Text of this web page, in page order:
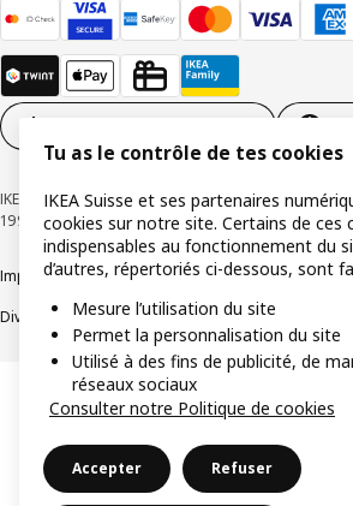
IKEA Suisse - Müslistrasse 16, 8957 Spreitenbach ©
1999-2026
Impressum / Déclaration de protection des
Divulgation responsableConditions générales
Tu as le contrôle de tes cookies
IKEA Suisse et ses partenaires
cookies sur notre site. Certains de ces
indispensables au fonctionnement du
d’autres, répertoriés ci-dessous, sont
Mesure l’utilisation du site
Permet la personnalisation du site
Utilisé à des fins de publicité, de
réseaux sociaux
Consulter notre Politique de cookies
Accepter Refuser